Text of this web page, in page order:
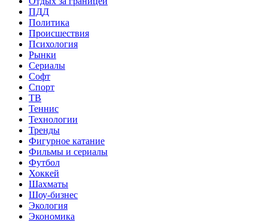
ПДД
Политика
Происшествия
Психология
Рынки
Сериалы
Софт
Спорт
ТВ
Теннис
Технологии
Тренды
Фигурное катание
Фильмы и сериалы
Футбол
Хоккей
Шахматы
Шоу-бизнес
Экология
Экономика